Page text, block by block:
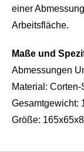
einer
Arbeitsfläche.
Maße und
Abmessungen
Material: Corten-
Gesamtgewicht:
Größe: